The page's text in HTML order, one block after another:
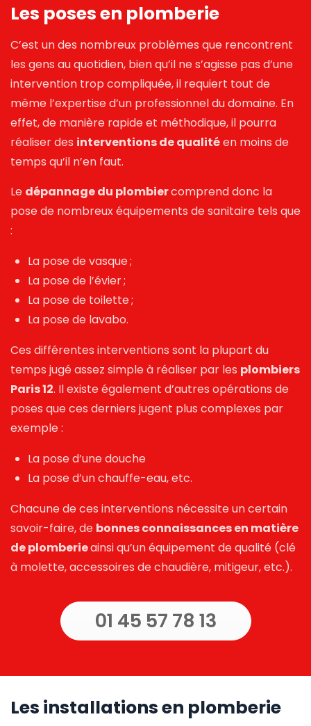
Les poses en plomberie
C’est un des nombreux problèmes que rencontrent
les gens au quotidien, bien qu’il ne s’agisse pas d’une
intervention trop compliquée, il requiert tout de
même l’expertise d’un professionnel du domaine. En
effet, de manière rapide et méthodique, il pourra
réaliser des interventions de qualitéen moins de
temps qu’il n’en faut.
Le dépannage du plombiercomprend donc la
pose de nombreux équipements de sanitaire tels que
:
La pose de vasque ;
La pose de l’évier ;
La pose de toilette ;
La pose de lavabo.
Ces différentes interventions sont la plupart du
temps jugé assez simple à réaliser par les plombiers
Paris 12. Il existe également d’autres opérations de
poses que ces derniers jugent plus complexes par
exemple :
La pose d’une douche
La pose d’un chauffe-eau, etc.
Chacune de ces interventions nécessite un certain
savoir-faire, de bonnes connaissances en matière
de plomberieainsi qu’un équipement de qualité (clé
à molette, accessoires de chaudière, mitigeur, etc.).
01 45 57 78 13
Les installations en plomberie